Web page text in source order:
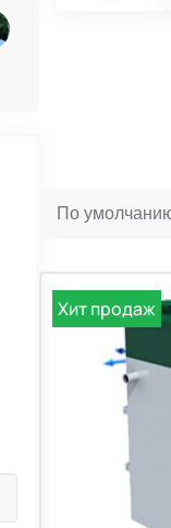
Хит продаж